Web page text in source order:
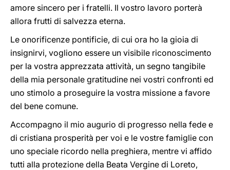
amore sincero per i fratelli. Il vostro lavoro porterà
allora frutti di salvezza eterna.
Le onorificenze pontificie, di cui ora ho la gioia di
insignirvi, vogliono essere un visibile riconoscimento
per la vostra apprezzata attività, un segno tangibile
della mia personale gratitudine nei vostri confronti ed
uno stimolo a proseguire la vostra missione a favore
del bene comune.
Accompagno il mio augurio di progresso nella fede e
di cristiana prosperità per voi e le vostre famiglie con
uno speciale ricordo nella preghiera, mentre vi affido
tutti alla protezione della Beata Vergine di Loreto,